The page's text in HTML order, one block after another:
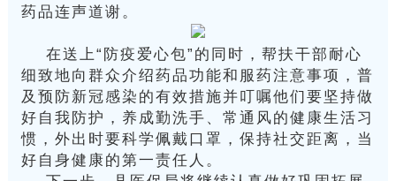
药品连声道谢。
在送上“防疫爱心包”的同时，帮扶干部耐心
细致地向群众介绍药品功能和服药注意事项，普
及预防新冠感染的有效措施并叮嘱他们要坚持做
好自我防护，养成勤洗手、常通风的健康生活习
惯，外出时要科学佩戴口罩，保持社交距离，当
好自身健康的第一责任人。